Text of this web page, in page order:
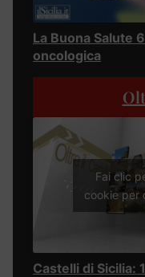
La Buona Salute
oncologica
Fai clic
cookie per
Castelli di Sicilia: